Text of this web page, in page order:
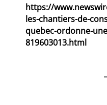
https://
les-chantiers-de-
quebec-ordonne-
819603013.html